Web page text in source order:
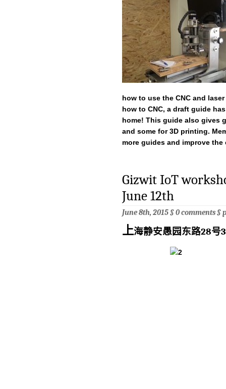
how to use the CNC and
how to CNC, a draft guide
home! This guide also gives
and some for 3D printing.
more guides and improve the
Gizwit IoT
June 12th
June 8th, 2015 §0 comments§
上海静安愚园东路28号